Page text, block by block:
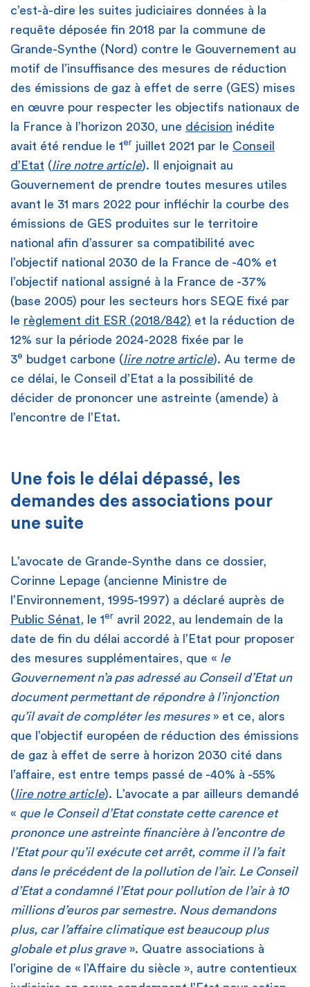
c’est-à-dire les suites judiciaires données à la
requête déposée fin 2018 par la commune de
Grande-Synthe (Nord) contre le Gouvernement au
motif de l’insuffisance des mesures de réduction
des émissions de gaz à effet de serre (GES) mises
en œuvre pour respecter les objectifs nationaux de
la France à l’horizon 2030, une décision inédite
avait été rendue le 1er juillet 2021 par le Conseil
d’Etat (lire notre article). Il enjoignait au
Gouvernement de prendre toutes mesures utiles
avant le 31 mars 2022 pour infléchir la courbe des
émissions de GES produites sur le territoire
national afin d’assurer sa compatibilité avec
l’objectif national 2030 de la France de -40% et
l’objectif national assigné à la France de -37%
(base 2005) pour les secteurs hors SEQE fixé par
le règlement dit ESR (2018/842) et la réduction de
12% sur la période 2024-2028 fixée par le
3e budget carbone (lire notre article). Au terme de
ce délai, le Conseil d’Etat a la possibilité de
décider de prononcer une astreinte (amende) à
l’encontre de l’Etat.
Une fois le délai dépassé, les
demandes des associations pour
une suite
L’avocate de Grande-Synthe dans ce dossier,
Corinne Lepage (ancienne Ministre de
l’Environnement, 1995-1997) a déclaré auprès de
Public Sénat , le 1er avril 2022, au lendemain de la
date de fin du délai accordé à l’Etat pour proposer
des mesures supplémentaires, que « le
Gouvernement n’a pas adressé au Conseil d’Etat un
document permettant de répondre à l’injonction
qu’il avait de compléter les mesures» et ce, alors
que l’objectif européen de réduction des émissions
de gaz à effet de serre à horizon 2030 cité dans
l’affaire, est entre temps passé de -40% à -55%
(lire notre article). L’avocate a par ailleurs demandé
« que le Conseil d’Etat constate cette carence et
prononce une astreinte financière à l’encontre de
l’Etat pour qu’il exécute cet arrêt, comme il l’a fait
dans le précédent de la pollution de l’air. Le Conseil
d’Etat a condamné l’Etat pour pollution de l’air à 10
millions d’euros par semestre. Nous demandons
plus, car l’affaire climatique est beaucoup plus
globale et plus grave». Quatre associations à
l’origine de « l’Affaire du siècle », autre contentieux